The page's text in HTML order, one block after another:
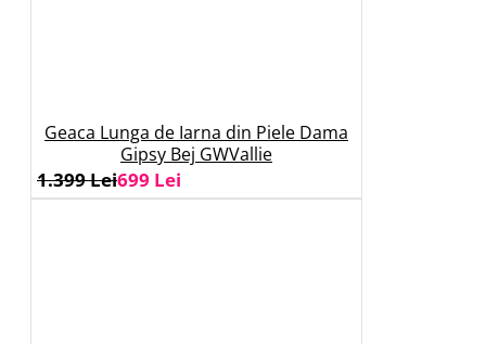
Geaca Lunga de Iarna din Piele Dama
Gipsy Bej GWVallie
699 Lei
1.399 Lei